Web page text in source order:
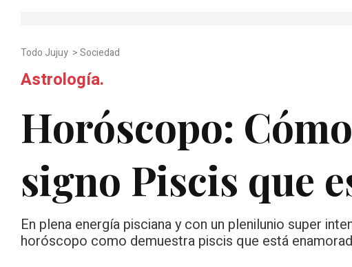
Todo Jujuy >Sociedad
Astrología.
Horóscopo:
signo Piscis que
En plena energía pisciana y con un plenilunio super
horóscopo como demuestra piscis que está